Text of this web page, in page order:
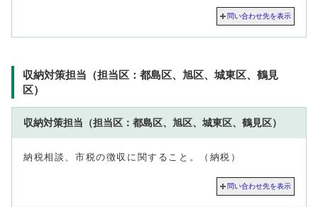
問い合わせ先を表示
収納対策担当（担当区：都島区、旭区、城東区、鶴見
区）
収納対策担当（担当区：都島区、旭区、城東区、鶴見区）
納税相談、市税の徴収に関すること。（納税）
問い合わせ先を表示